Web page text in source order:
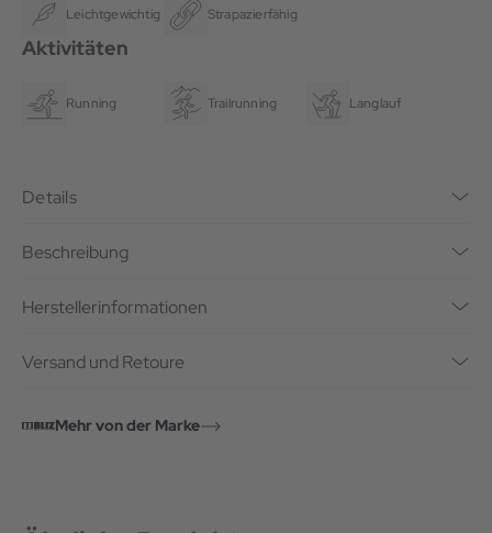
Leichtgewichtig Strapazierfähig
Aktivitäten
Running Trailrunning Langlauf
Details
Beschreibung
Herstellerinformationen
Versand und Retoure
Mehr von der Marke